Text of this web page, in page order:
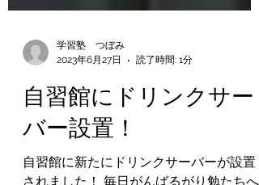
学習塾 つぼみ
2023年6月27日
自習館にドリンクサー